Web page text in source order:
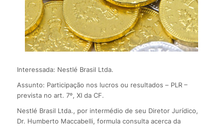
Interessada: Nestlé Brasil Ltda.
Assunto: Participação nos lucros ou resultados – PLR –
prevista no art. 7º, XI da CF.
Nestlé Brasil Ltda., por intermédio de seu Diretor Jurídico,
Dr. Humberto Maccabelli, formula consulta acerca da